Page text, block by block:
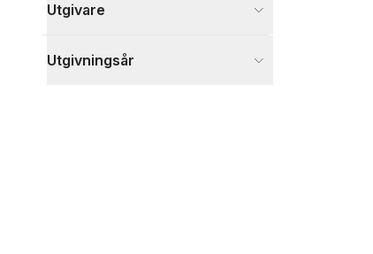
Utgivare
Utgivningsår